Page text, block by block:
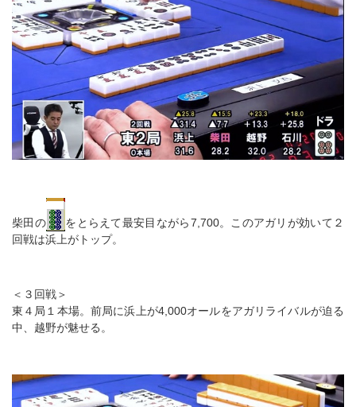
柴田の
をとらえて最安目ながら7,700。このアガリが効いて２
回戦は浜上がトップ。
＜３回戦＞
東４局１本場。前局に浜上が4,000オールをアガリライバルが迫る
中、越野が魅せる。